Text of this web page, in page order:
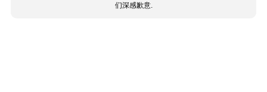
们深感歉意.